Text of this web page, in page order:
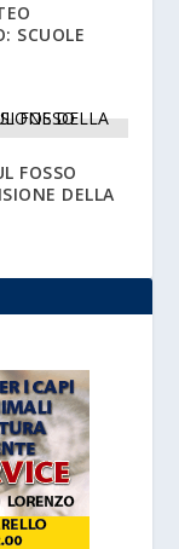
SCUOLE
FOSSO
DELLA